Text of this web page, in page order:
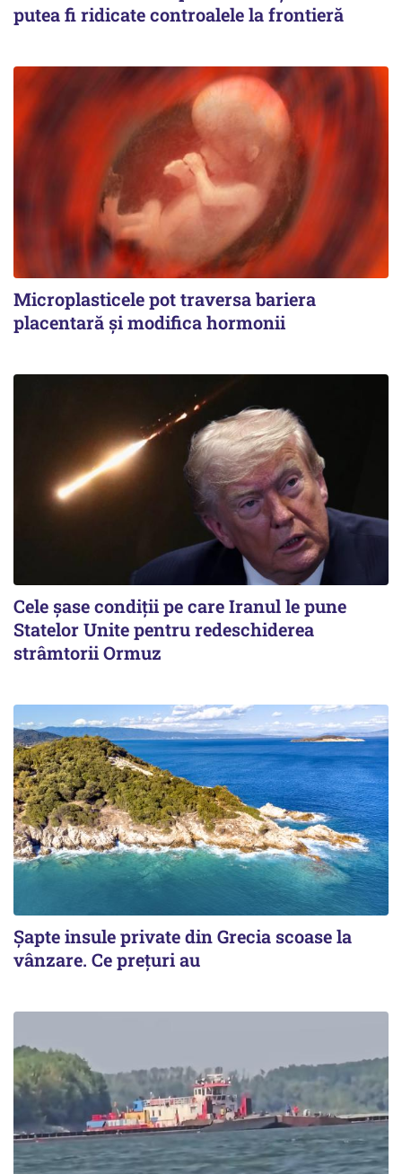
putea fi ridicate controalele la frontieră
Microplasticele pot traversa bariera
placentară și modifica hormonii
Cele șase condiții pe care Iranul le pune
Statelor Unite pentru redeschiderea
strâmtorii Ormuz
Șapte insule private din Grecia scoase la
vânzare. Ce prețuri au